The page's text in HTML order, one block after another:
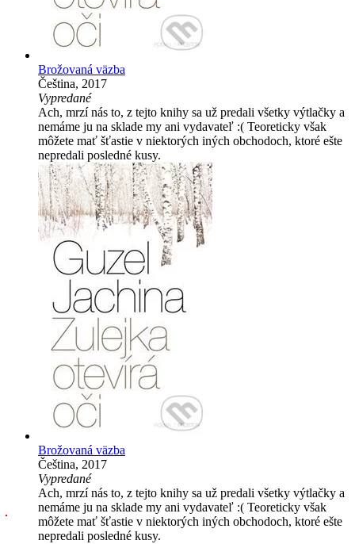
Brožovaná väzba
Čeština, 2017
Vypredané
Ach, mrzí nás to, z tejto knihy sa už predali všetky výtlačky a
nemáme ju na sklade my ani vydavateľ :( Teoreticky však
môžete mať šťastie v niektorých iných obchodoch, ktoré ešte
nepredali posledné kusy.
Brožovaná väzba
Čeština, 2017
Vypredané
Ach, mrzí nás to, z tejto knihy sa už predali všetky výtlačky a
nemáme ju na sklade my ani vydavateľ :( Teoreticky však
môžete mať šťastie v niektorých iných obchodoch, ktoré ešte
nepredali posledné kusy.